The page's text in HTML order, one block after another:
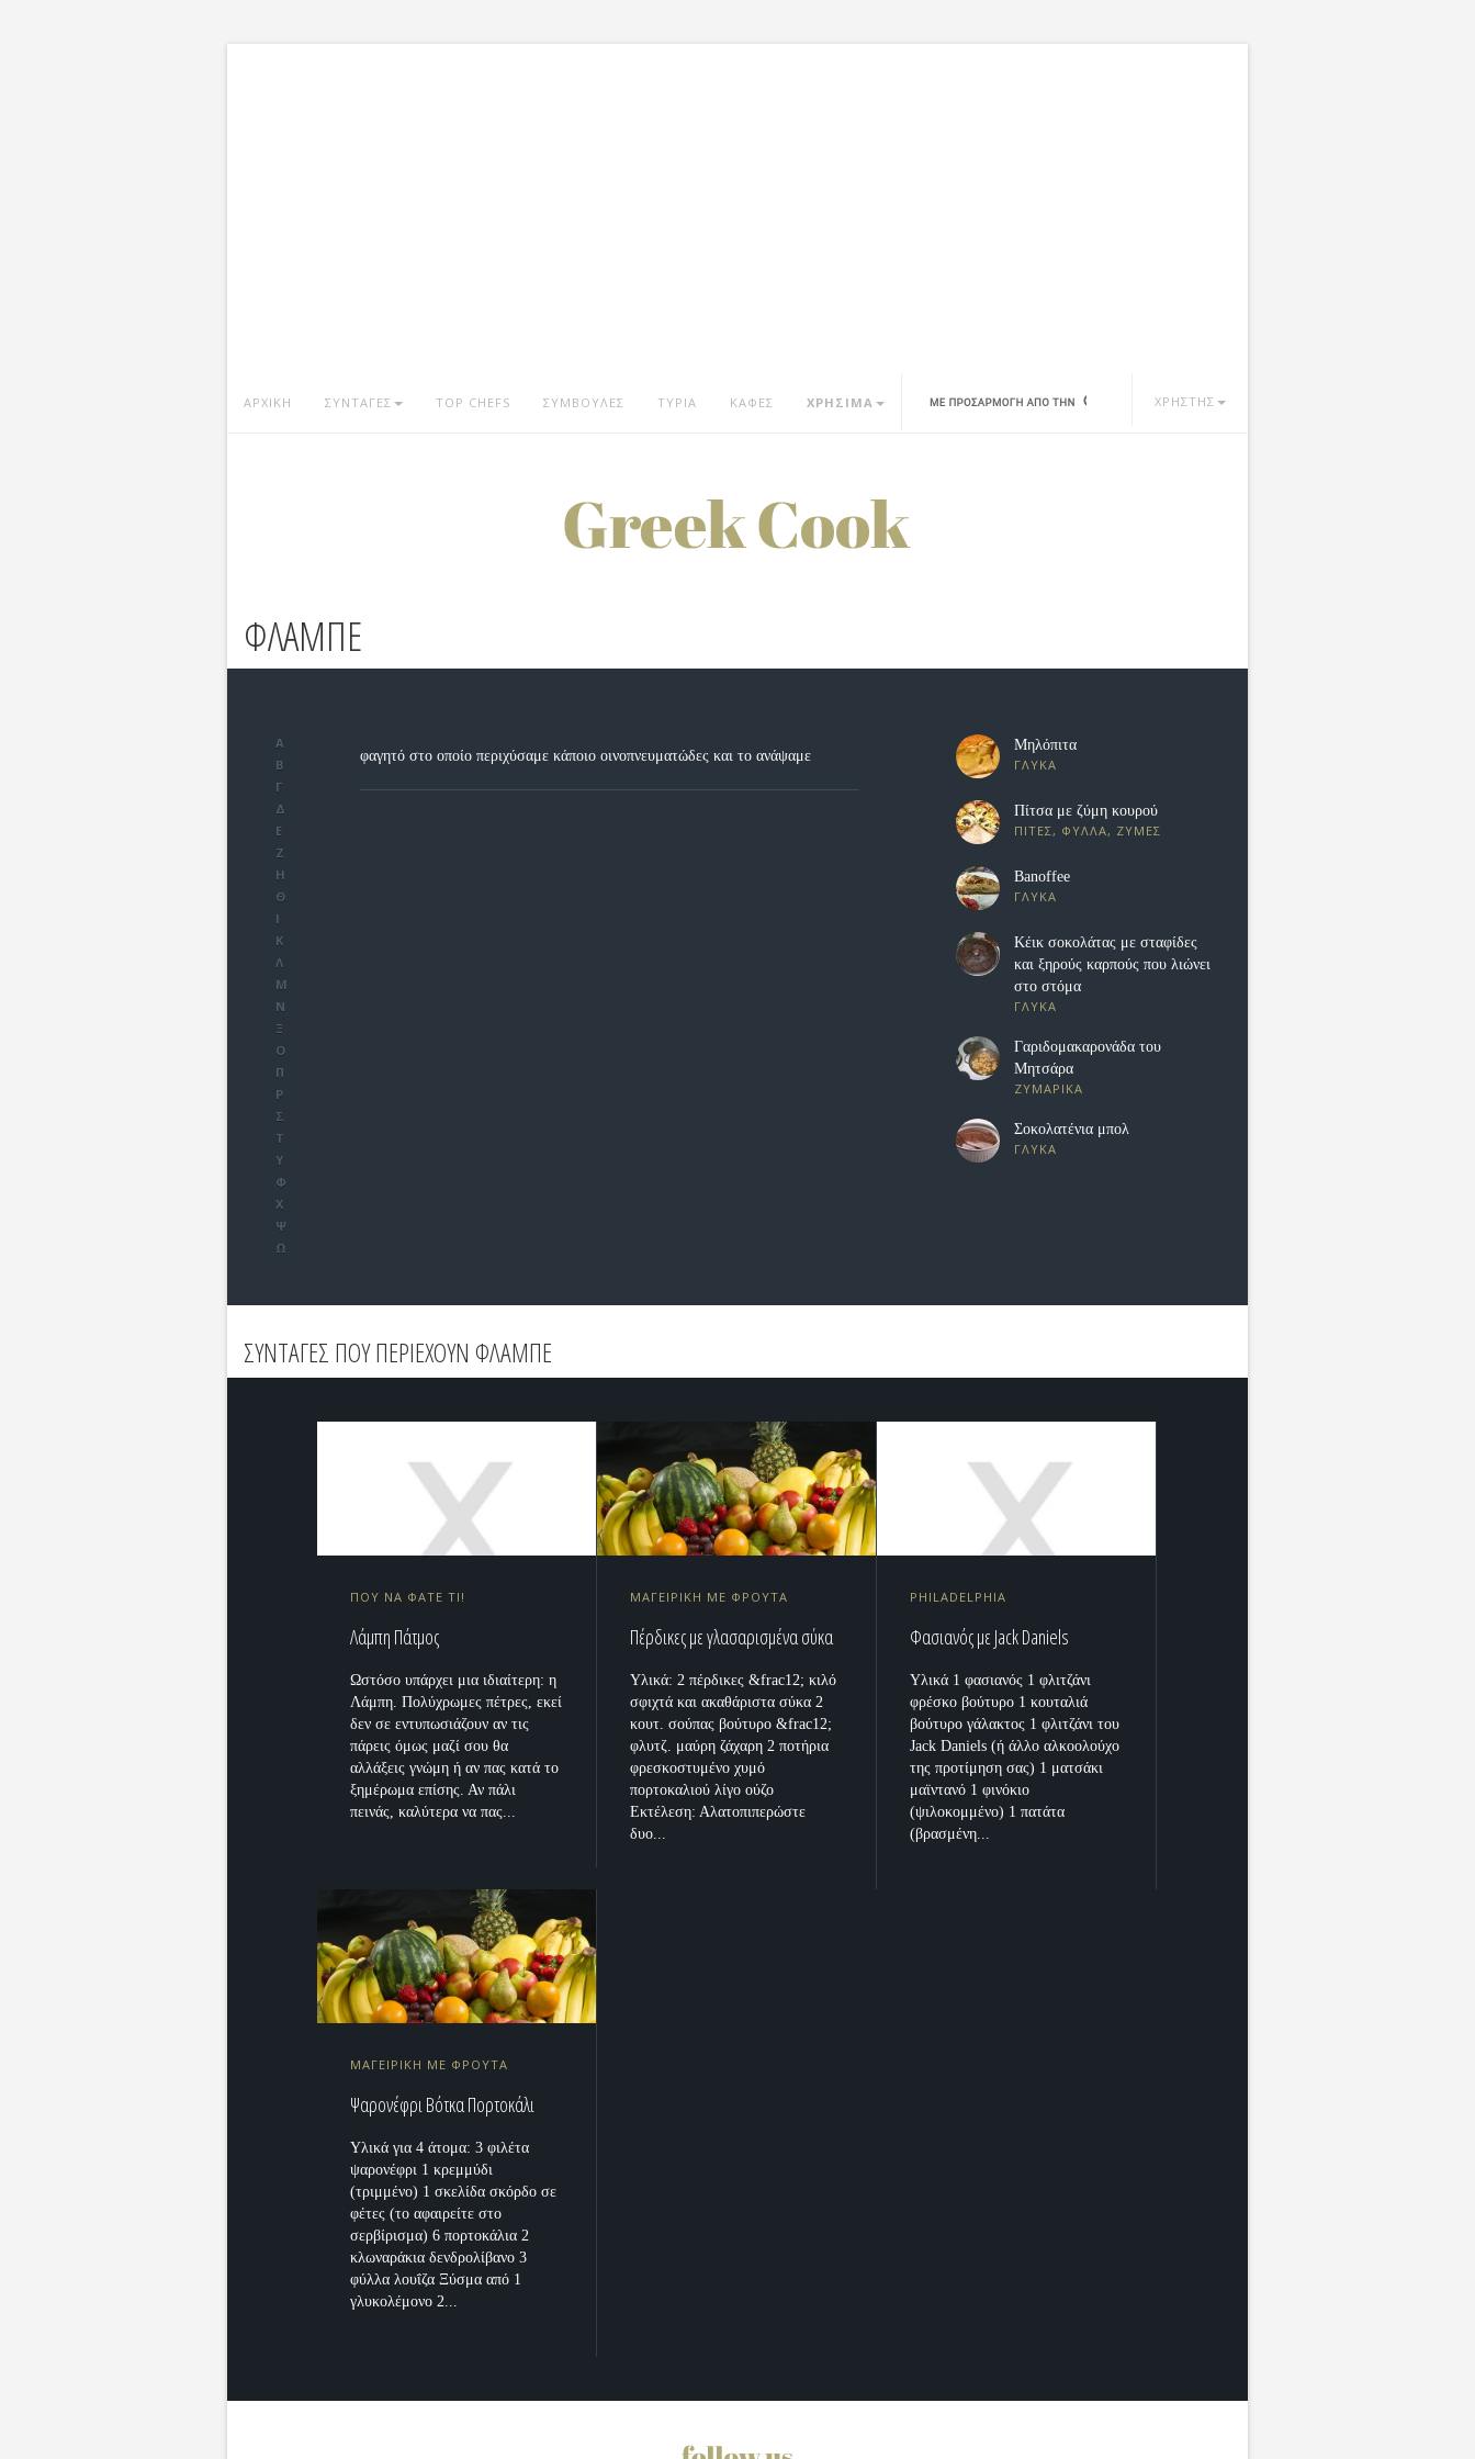
ΑΡΧΙΚΗ ΣΥΝΤΑΓΕΣ TOP CHEFS ΣΥΜΒΟΥΛΕΣ ΤΥΡΙΑ ΚΑΦΕΣ ΧΡΗΣΙΜΑ ΧΡΗΣΤΗΣ
ΦΛΑΜΠΕ
Α
Β
Γ
Δ
Ε
Ζ
Η
Θ
Ι
Κ
Λ
Μ
Ν
Ξ
Ο
Π
Ρ
Σ
Τ
Υ
Φ
Χ
Ψ
Ω
φαγητό στο οποίο περιχύσαμε κάποιο οινοπνευματώδες και το ανάψαμε
Μηλόπιτα
ΓΛΥΚΑ
Πίτσα με ζύμη κουρού
ΠΙΤΕΣ, ΦΥΛΛΑ, ΖΥΜΕΣ
Banoffee
ΓΛΥΚΑ
Κέικ σοκολάτας με σταφίδες
και ξηρούς καρπούς που λιώνει
στο στόμα
ΓΛΥΚΑ
Γαριδομακαρονάδα του
Μητσάρα
ΖΥΜΑΡΙΚΑ
Σοκολατένια μπολ
ΓΛΥΚΑ
ΣΥΝΤΑΓΕΣ ΠΟΥ ΠΕΡΙΕΧΟΥΝ ΦΛΑΜΠΕ
ΠΟΥ ΝΑ ΦΑΤΕ ΤΙ!
Λάμπη Πάτμος
Ωστόσο υπάρχει μια ιδιαίτερη: η
Λάμπη. Πολύχρωμες πέτρες, εκεί
δεν σε εντυπωσιάζουν αν τις
πάρεις όμως μαζί σου θα
αλλάξεις γνώμη ή αν πας κατά το
ξημέρωμα επίσης. Αν πάλι
πεινάς, καλύτερα να πας...
ΜΑΓΕΙΡΙΚΗ ΜΕ ΦΡΟΥΤΑ
Πέρδικες με γλασαρισμένα σύκα
Υλικά: 2 πέρδικες &frac12; κιλό
σφιχτά και ακαθάριστα σύκα 2
κουτ. σούπας βούτυρο &frac12;
φλυτζ. μαύρη ζάχαρη 2 ποτήρια
φρεσκοστυμένο χυμό
πορτοκαλιού λίγο ούζο
Εκτέλεση: Αλατοπιπερώστε
δυο...
PHILADELPHIA
Φασιανός με Jack Daniels
Υλικά 1 φασιανός 1 φλιτζάνι
φρέσκο βούτυρο 1 κουταλιά
βούτυρο γάλακτος 1 φλιτζάνι του
Jack Daniels (ή άλλο αλκοολούχο
της προτίμηση σας) 1 ματσάκι
μαϊντανό 1 φινόκιο
(ψιλοκομμένο) 1 πατάτα
(βρασμένη...
ΜΑΓΕΙΡΙΚΗ ΜΕ ΦΡΟΥΤΑ
Ψαρονέφρι Βότκα Πορτοκάλι
Υλικά για 4 άτομα: 3 φιλέτα
ψαρονέφρι 1 κρεμμύδι
(τριμμένο) 1 σκελίδα σκόρδο σε
φέτες (το αφαιρείτε στο
σερβίρισμα) 6 πορτοκάλια 2
κλωναράκια δενδρολίβανο 3
φύλλα λουΐζα Ξύσμα από 1
γλυκολέμονο 2...